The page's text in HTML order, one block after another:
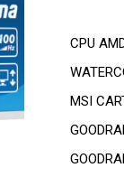
CPU
MSI